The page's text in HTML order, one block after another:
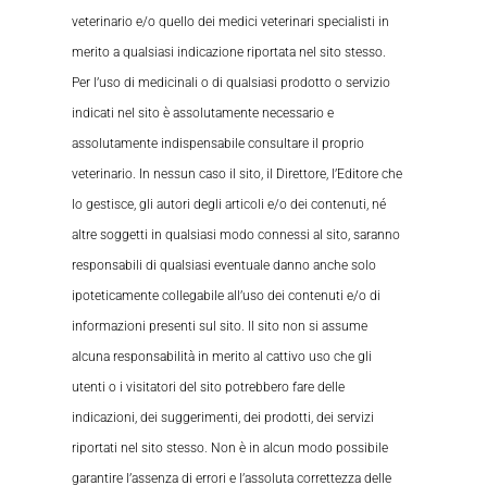
veterinario e/o quello dei medici veterinari specialisti in
merito a qualsiasi indicazione riportata nel sito stesso.
Per l’uso di medicinali o di qualsiasi prodotto o servizio
indicati nel sito è assolutamente necessario e
assolutamente indispensabile consultare il proprio
veterinario. In nessun caso il sito, il Direttore, l’Editore che
lo gestisce, gli autori degli articoli e/o dei contenuti, né
altre soggetti in qualsiasi modo connessi al sito, saranno
responsabili di qualsiasi eventuale danno anche solo
ipoteticamente collegabile all’uso dei contenuti e/o di
informazioni presenti sul sito. Il sito non si assume
alcuna responsabilità in merito al cattivo uso che gli
utenti o i visitatori del sito potrebbero fare delle
indicazioni, dei suggerimenti, dei prodotti, dei servizi
riportati nel sito stesso. Non è in alcun modo possibile
garantire l’assenza di errori e l’assoluta correttezza delle